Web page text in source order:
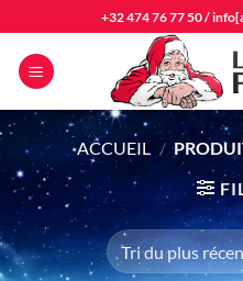
au
contenu
+32 474 76 77 50/
ACCUEIL /